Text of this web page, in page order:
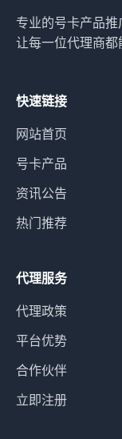
专业的号卡产品推
让每一位代理商
快速链接
网站首页
号卡产品
资讯公告
热门推荐
代理服务
代理政策
平台优势
合作伙伴
立即注册